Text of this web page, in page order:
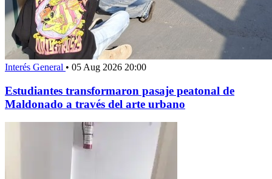
Interés General • 05 Aug 2026 20:00
Estudiantes transformaron pasaje peatonal de
Maldonado a través del arte urbano